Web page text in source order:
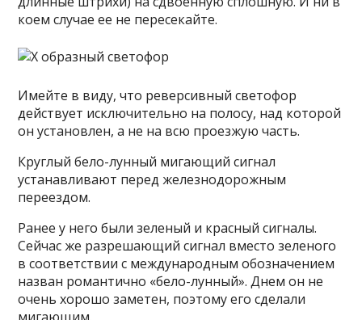
коем случае ее не пересекайте.
Имейте в виду, что реверсивный светофор
действует исключительно на полосу, над которой
он установлен, а не на всю проезжую часть.
Круглый бело-лунный мигающий сигнал
устанавливают перед железнодорожным
переездом.
Ранее у него были зеленый и красный сигналы.
Сейчас же разрешающий сигнал вместо зеленого
в соответствии с международным обозначением
назван романтично «бело-лунный». Днем он не
очень хорошо заметен, поэтому его сделали